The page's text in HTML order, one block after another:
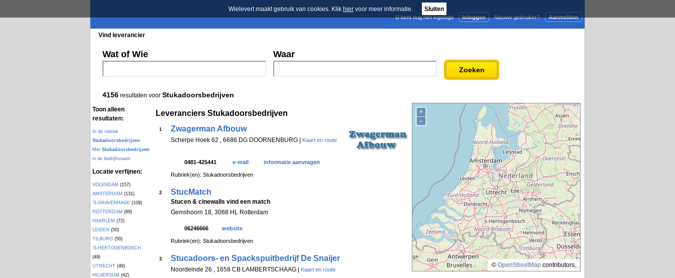
Wielevert maakt gebruik van cookies. Klik hier voor meer informatie. Sluiten
Aanmelden
Nieuwe gebruiker?
Inloggen
U bent nog niet ingelogd
Vind leverancier
Wat of Wie Waar
Zoeken
4156 resultaten voor Stukadoorsbedrijven
Toon alleen
resultaten:
In de rubriek
Stukadoorsbedrijven
Met Stukadoorsbedrijven
in de bedrijfsnaam
Locatie verfijnen:
VOLENDAM (157)
AMSTERDAM (131)
'S-GRAVENHAGE (109)
ROTTERDAM (89)
HAARLEM (72)
LEIDEN (50)
TILBURG (50)
'S-HERTOGENBOSCH
(49)
UTRECHT (49)
HILVERSUM (42)
Leveranciers Stukadoorsbedrijven
1 Zwagerman Afbouw
Scherpe Hoek 62 , 6686 DG DOORNENBURG | Kaart en route
0481-425441 e-mail informatie aanvragen
Rubriek(en): Stukadoorsbedrijven
2 StucMatch
Stucen & cinewalls vind een match
Gemshoorn 18, 3068 HL Rotterdam
06246666 website
Rubriek(en): Stukadoorsbedrijven
3 Stucadoors- en Spackspuitbedrijf De Snaijer
Noordeinde 26 , 1658 CB LAMBERTSCHAAG | Kaart en route
+
–
© OpenStreetMap contributors.